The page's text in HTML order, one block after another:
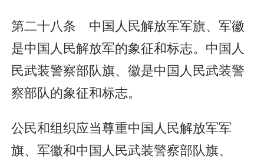
第二十八条 中国人民解放军军旗、军徽
是中国人民解放军的象征和标志。中国人
民武装警察部队旗、徽是中国人民武装警
察部队的象征和标志。
公民和组织应当尊重中国人民解放军军
旗、军徽和中国人民武装警察部队旗、